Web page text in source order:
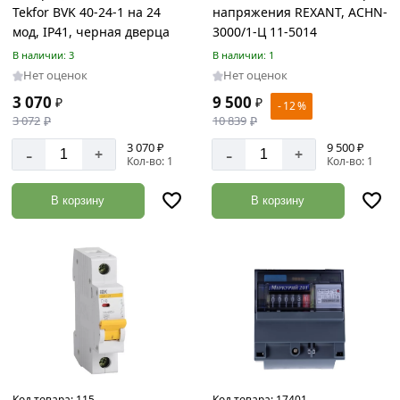
15
Гвозди
по
акции:
29
Дюбели
Товаров
по
акции:
40
Саморезы
Товаров
Шайбы
Tekfor BVK 40-24-1 на 24
мод, IP41, черная дверца
В наличии: 3
Нет оценок
3 070 ₽
3 072 ₽
- + 3 070 ₽
Кол-во: 1
В корзину
напряжения REXANT, АСНN-
3000/1-Ц 11-5014
В наличии: 1
Нет оценок
9 500 ₽
10 839 ₽
- 12 %
- + 9 500 ₽
Кол-во: 1
В корзину